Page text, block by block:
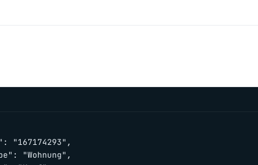
"167174293",
"Wohnung",